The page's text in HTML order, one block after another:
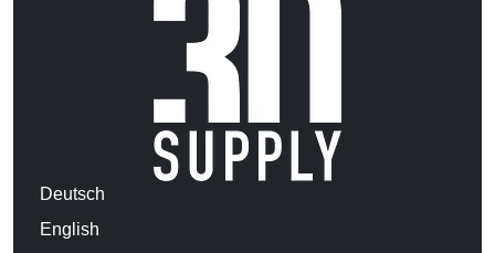
Deutsch
English